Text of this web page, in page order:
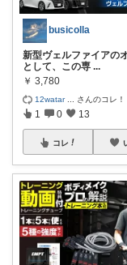
busicolla
新型ヴェルファイアの
として、この専 ...
￥ 3,780
12watar さんのコレ！
1 0 13
コレ